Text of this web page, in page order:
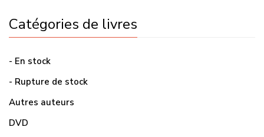
Catégories de livres
- En stock
- Rupture de stock
Autres auteurs
DVD